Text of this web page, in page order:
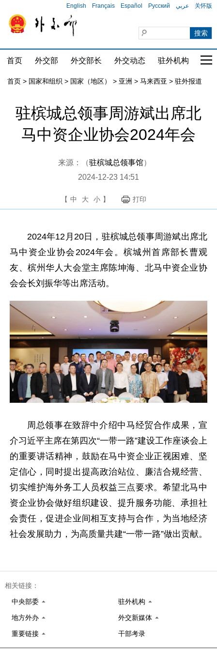
English Français Español Русский عربي 关怀版
首页 外交部 外交部长 外交动态 驻外机构 国
首页 > 国家和组织 > 国家（地区） > 亚洲 > 马来西亚 > 驻外报道
驻槟城总领事周游斌出席北
马中资企业协会2024年会
来源：（驻槟城总领事馆）
2024-12-23 14:51
【 中 大 小 】 打印
2024年12月20日，驻槟城总领事周游斌出席北
马中资企业协会2024年会。槟城州首席部长曹观
友、槟州华人大会堂主席陈坤海、北马中资企业协
会会长刘振华等出席活动。
周总领事在致辞中介绍中马经贸合作成果，宣
介习近平主席在第四次“一带一路”建设工作座谈会上
的重要讲话精神，鼓励在马中资企业正视困难、坚
定信心，同时提出提高政治站位、廉洁合规经营、
切实维护海外务工人员权益三点要求。希望北马中
资企业协会做好组织建设、提升服务功能、承担社
会责任，促进企业间相互支持与合作，为当地经济
社会发展助力，为高质量共建“一带一路”做出贡献。
相关链接：
中央部委 驻外机构
地方外办 外交新媒体
重要链接 干部考录